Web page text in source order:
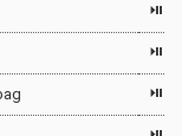
⏯
⏯
⏯